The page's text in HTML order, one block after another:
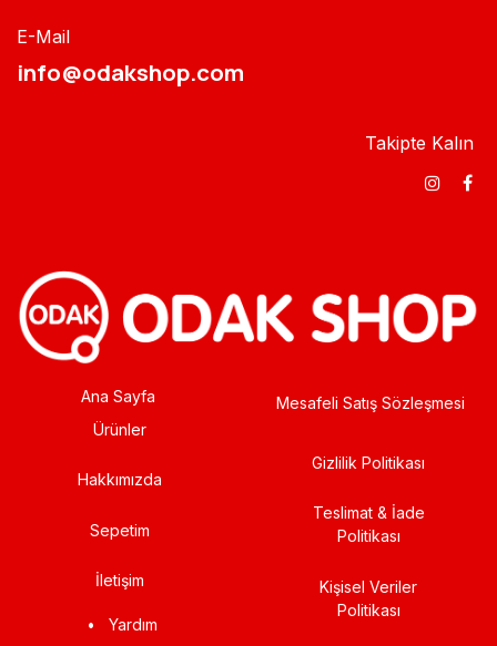
E-Mail
info@odakshop.com​
Takipte Kalın
Ana Sayfa
Ürünler
Hakkımızda
Sepetim
İletişim
• Yardım
Mesafeli Satış Sözleşmesi
Gizlilik Politikası
Teslimat & İade
Politikası
Kişisel Veriler
Politikası